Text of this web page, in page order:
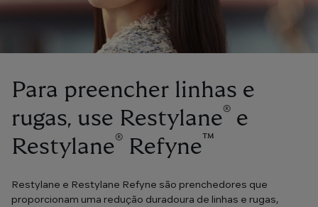
Para preencher linhas e
rugas, use Restylane® e
Restylane® Refyne™
Restylane e Restylane Refyne são prenchedores que
proporcionam uma redução duradoura de linhas e rugas,